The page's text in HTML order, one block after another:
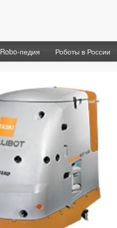
Robo-педия Роботы в России